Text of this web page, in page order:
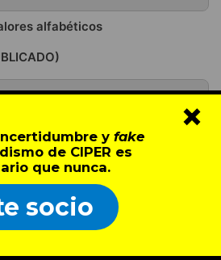
y fake
de CIPER es
que nunca.
socio
×
alfabéticos